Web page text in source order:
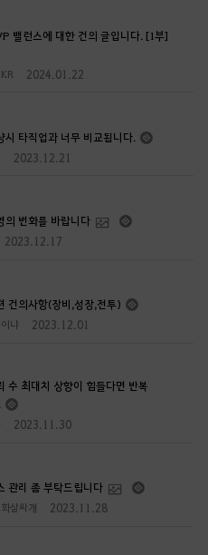
밸런스에 대한 건의 글입니다. [1부]
2024.01.22
시 타직업과 너무 비교됩니다.
2023.12.21
의 변화를 바랍니다
2023.12.17
건의사항(장비,성장,전투)
냐 2023.12.01
수 최대치 상향이 힘들다면 반복
2023.11.30
관리 좀 부탁드립니다
살싸개 2023.11.28